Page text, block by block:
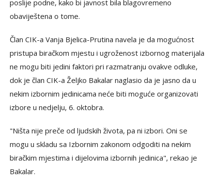
poslije podne, kako bi javnost bila blagovremeno
obaviještena o tome.
Član CIK-a Vanja Bjelica-Prutina navela je da mogućnost
pristupa biračkom mjestu i ugroženost izbornog materijala
ne mogu biti jedini faktori pri razmatranju ovakve odluke,
dok je član CIK-a Željko Bakalar naglasio da je jasno da u
nekim izbornim jedinicama neće biti moguće organizovati
izbore u nedjelju, 6. oktobra.
"Ništa nije preče od ljudskih života, pa ni izbori. Oni se
mogu u skladu sa Izbornim zakonom odgoditi na nekim
biračkim mjestima i dijelovima izbornih jedinica", rekao je
Bakalar.